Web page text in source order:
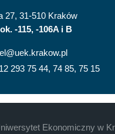
27, 31-510 Kraków
-115, -106A i B
293 75 44, 74 85, 75 15
Ekonomiczny w